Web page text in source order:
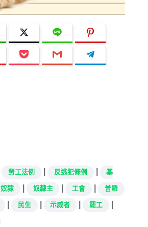
勞工法例 反逃犯條例 基
奴隸 奴隸主 工會 普羅
民生 示威者 罷工